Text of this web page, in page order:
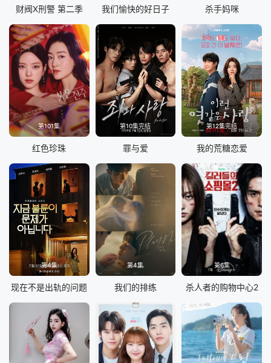
财阀X刑警 第二季 我们愉快的好日子 杀手妈咪
第101集
红色珍珠
第10集完结
罪与爱
第12集完结
我的荒糖恋爱
第4集
现在不是出轨的问题
第4集
我们的排练
第6集
杀人者的购物中心2